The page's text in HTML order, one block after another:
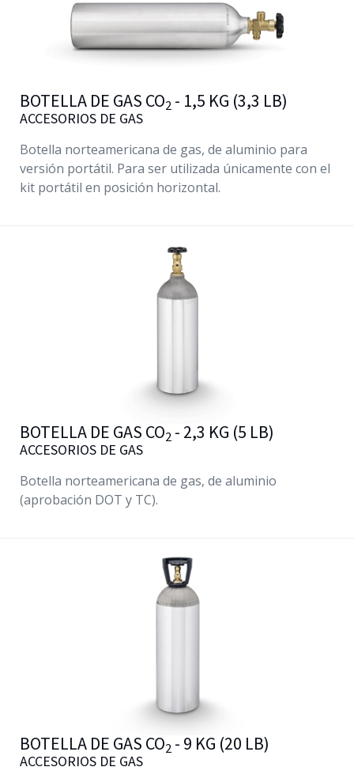
BOTELLA DE GAS CO2 - 1,5 KG (3,3 LB)
ACCESORIOS DE GAS
Botella norteamericana de gas, de aluminio para
versión portátil. Para ser utilizada únicamente con el
kit portátil en posición horizontal.
BOTELLA DE GAS CO2 - 2,3 KG (5 LB)
ACCESORIOS DE GAS
Botella norteamericana de gas, de aluminio
(aprobación DOT y TC).
BOTELLA DE GAS CO2 - 9 KG (20 LB)
ACCESORIOS DE GAS